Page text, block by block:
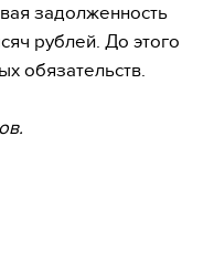
задолженность
рублей. До этого
обязательств.